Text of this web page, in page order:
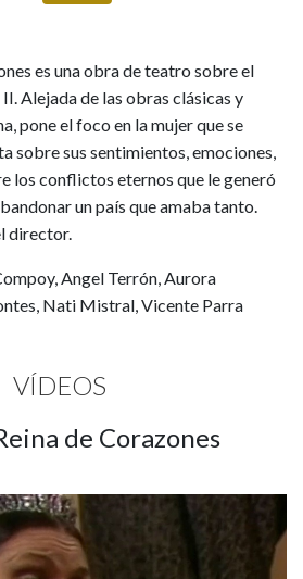
es una obra de teatro sobre el
Alejada de las obras clásicas y
pone el foco en la mujer que se
sobre sus sentimientos, emociones,
los conflictos eternos que le generó
un país que amaba tanto.
director.
Angel Terrón, Aurora
Nati Mistral, Vicente Parra
VÍDEOS
de Corazones